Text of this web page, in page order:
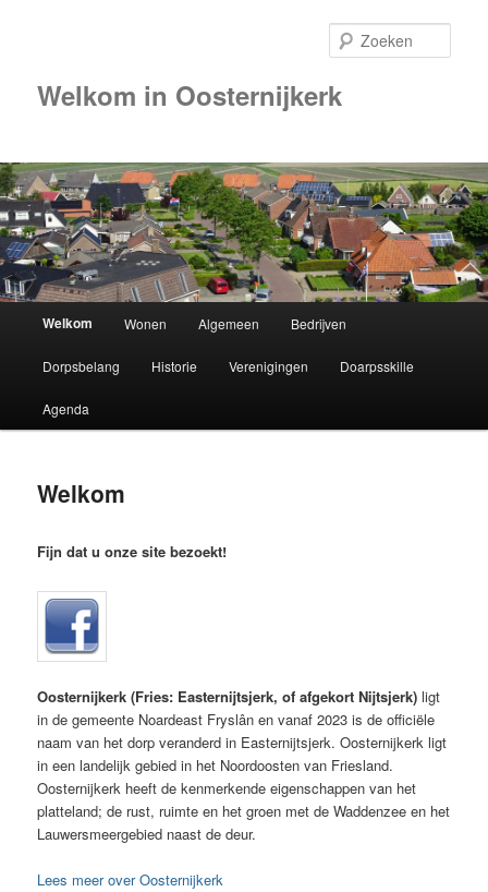
Welkom in Oosternijkerk
Hoofdmenu
Spring
naar
de
Welkom Wonen Algemeen Bedrijven
Dorpsbelang Historie Verenigingen Doarpsskille
Agenda
Welkom
Fijn dat u onze site bezoekt!
Oosternijkerk (Fries: Easternijtsjerk, of afgekort Nijtsjerk) ligt
in de gemeente Noardeast Fryslân en vanaf 2023 is de officiële
naam van het dorp veranderd in Easternijtsjerk. Oosternijkerk ligt
in een landelijk gebied in het Noordoosten van Friesland.
Oosternijkerk heeft de kenmerkende eigenschappen van het
platteland; de rust, ruimte en het groen met de Waddenzee en het
Lauwersmeergebied naast de deur.
Lees meer over Oosternijkerk